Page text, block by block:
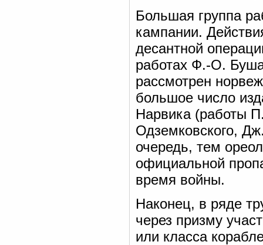
Большая группа
кампании.
десантной
работах Ф.-О.
рассмотрен
большое число
Нарвика (работы
Одземковского,
очередь, тем
официальной
время войны.
Наконец, в ряде
через призму
или класса